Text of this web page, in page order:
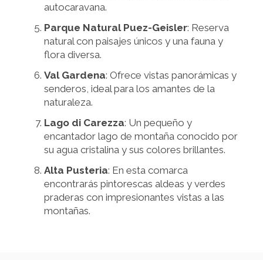
autocaravana.
Parque Natural Puez-Geisler: Reserva
natural con paisajes únicos y una fauna y
flora diversa.
Val Gardena: Ofrece vistas panorámicas y
senderos, ideal para los amantes de la
naturaleza.
Lago di Carezza: Un pequeño y
encantador lago de montaña conocido por
su agua cristalina y sus colores brillantes.
Alta Pusteria: En esta comarca
encontrarás pintorescas aldeas y verdes
praderas con impresionantes vistas a las
montañas.